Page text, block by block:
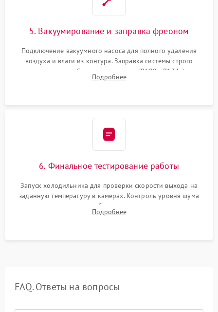
5. Вакуумирование и заправка фреоном
Подключение вакуумного насоса для полного удаления
воздуха и влаги из контура. Заправка системы строго
дозированным объемом хладагента (R600a, R134a) по
электронным весам. Контроль рабочего давления в системе.
Подробнее
6. Финальное тестирование работы
Запуск холодильника для проверки скорости выхода на
заданную температуру в камерах. Контроль уровня шума
компрессора, отсутствия обмерзания стенок и корректного
срабатывания системы автоматической оттайки.
Подробнее
FAQ. Ответы на вопросы